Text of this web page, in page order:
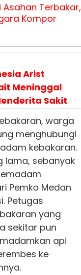
Asahan Terbakar,
Kompor
Arist
Meninggal
Sakit
warga
menghubungi
kebakaran.
lama, sebanyak
Pemko Medan
Petugas
yang
sekitar pun
api
ke